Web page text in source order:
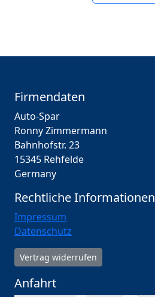
Firmendaten
Auto-Spar
Ronny Zimmermann
Bahnhofstr. 23
15345 Rehfelde
Germany
Rechtliche Informationen
Impressum
Datenschutz
Vertrag widerrufen
Anfahrt